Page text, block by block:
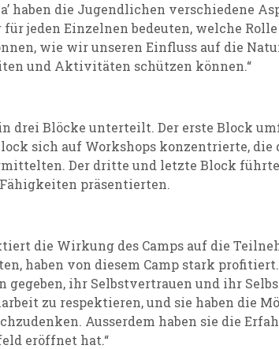
haben die Jugendlichen verschiedene
jeden Einzelnen bedeuten, welche
wie wir unseren Einfluss auf die
und Aktivitäten schützen können.“
drei Blöcke unterteilt. Der erste Block
sich auf Workshops konzentrierte,
Der dritte und letzte Block führte
präsentierten.
die Wirkung des Camps auf die
haben von diesem Camp stark
ihr Selbstvertrauen und ihr
zu respektieren, und sie haben die
Ausserdem haben sie die
eröffnet hat.“